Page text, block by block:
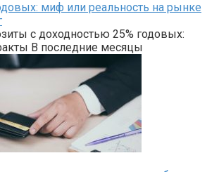
миф или реальность на рынке
с доходностью 25% годовых:
В последние месяцы